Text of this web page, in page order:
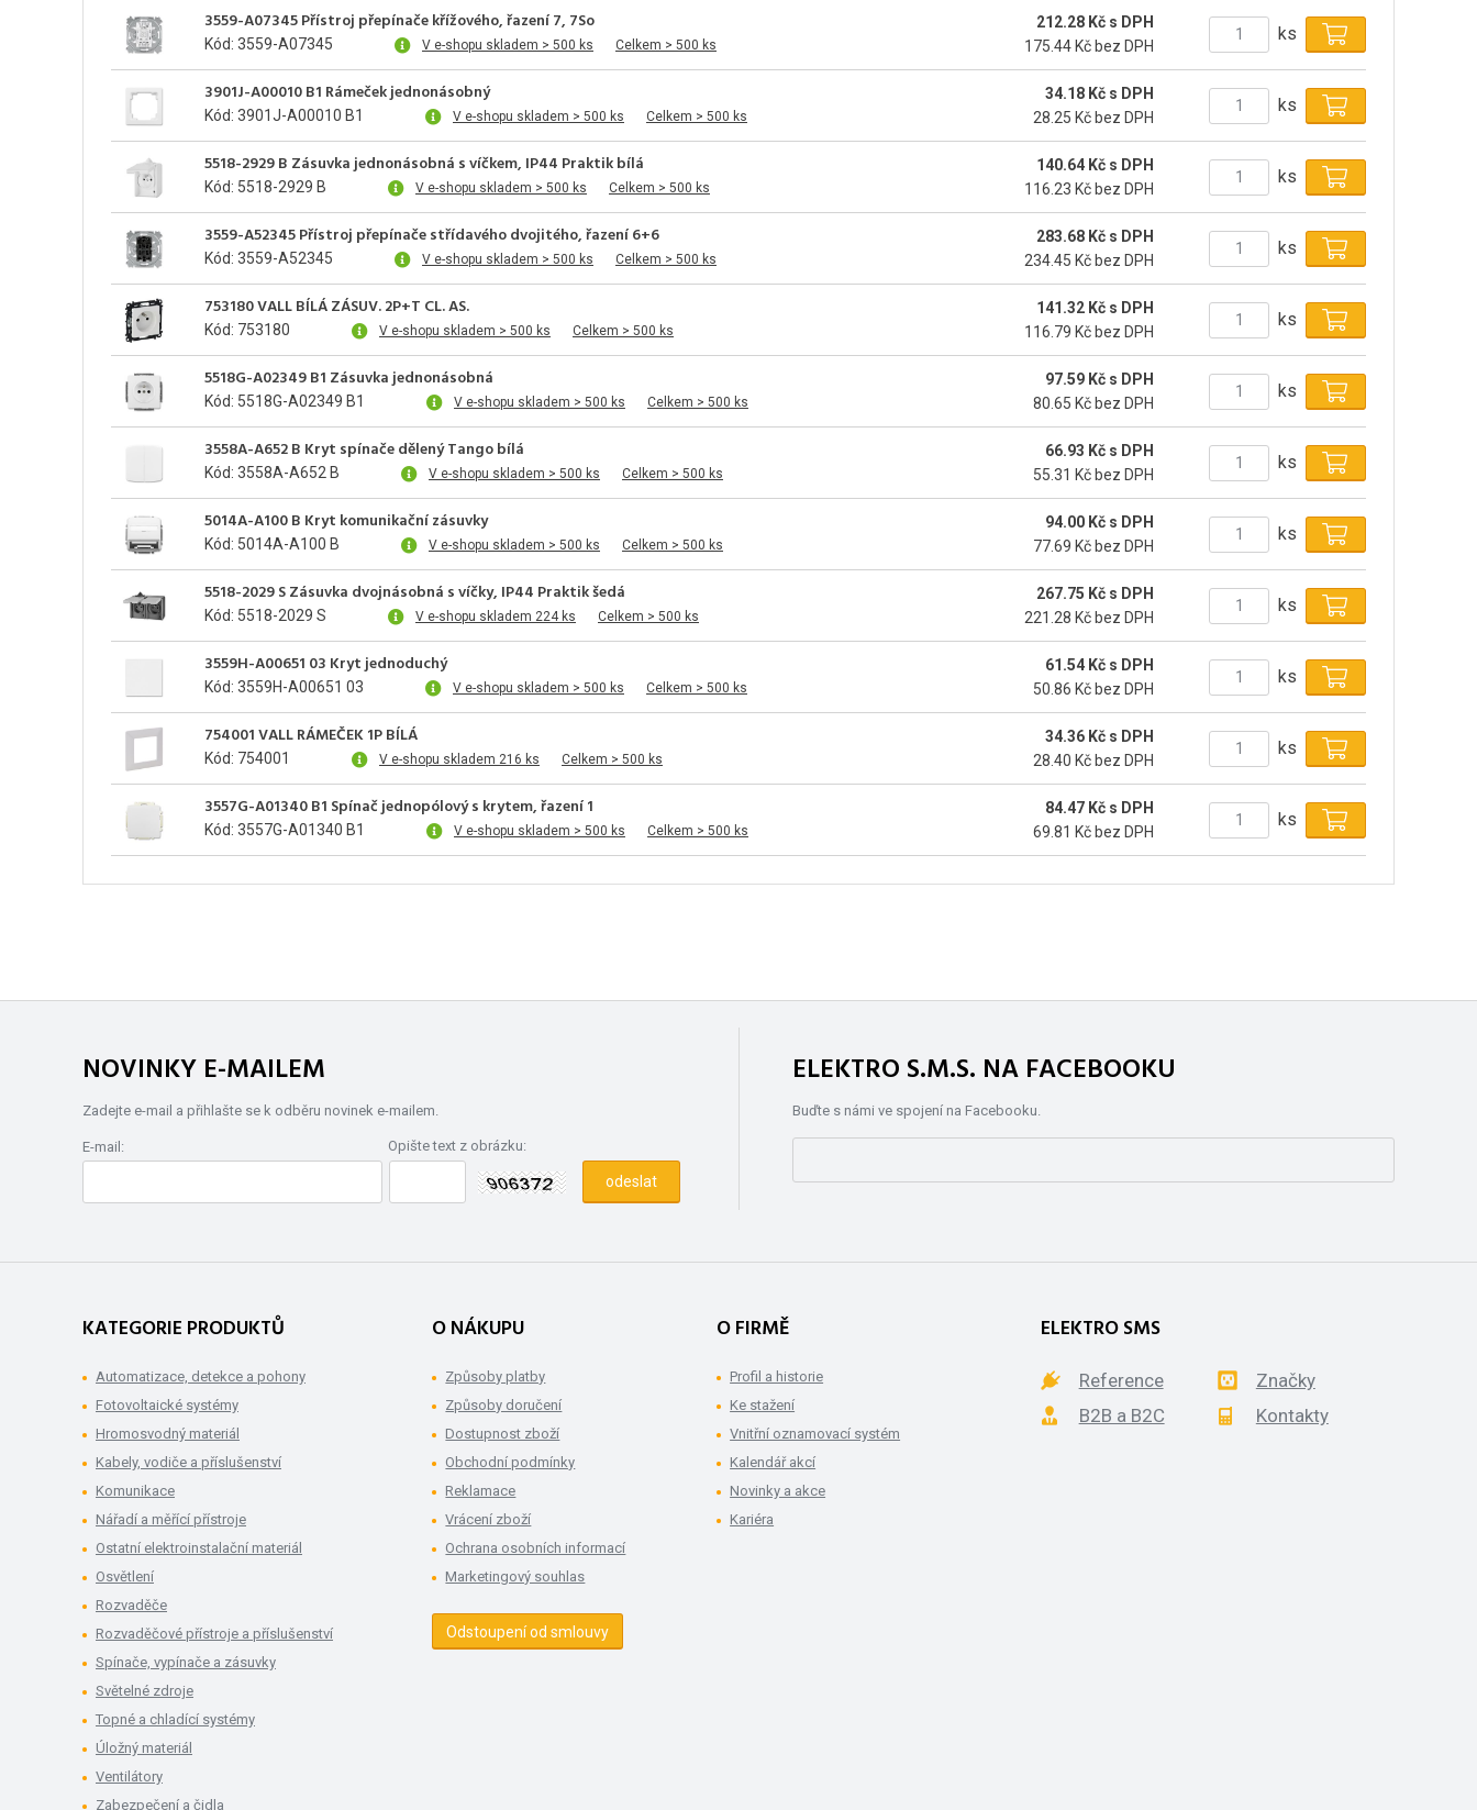
3559-A07345 Přístroj přepínače křížového, řazení 7, 7So
Kód: 3559-A07345 V e-shopu skladem > 500 ks Celkem > 500 ks
212.28 Kč s DPH
175.44 Kč bez DPH
ks
3901J-A00010 B1 Rámeček jednonásobný
Kód: 3901J-A00010 B1 V e-shopu skladem > 500 ks Celkem > 500 ks
34.18 Kč s DPH
28.25 Kč bez DPH
ks
5518-2929 B Zásuvka jednonásobná s víčkem, IP44 Praktik bílá
Kód: 5518-2929 B V e-shopu skladem > 500 ks Celkem > 500 ks
140.64 Kč s DPH
116.23 Kč bez DPH
ks
3559-A52345 Přístroj přepínače střídavého dvojitého, řazení 6+6
Kód: 3559-A52345 V e-shopu skladem > 500 ks Celkem > 500 ks
283.68 Kč s DPH
234.45 Kč bez DPH
ks
753180 VALL BÍLÁ ZÁSUV. 2P+T CL. AS.
Kód: 753180 V e-shopu skladem > 500 ks Celkem > 500 ks
141.32 Kč s DPH
116.79 Kč bez DPH
ks
5518G-A02349 B1 Zásuvka jednonásobná
Kód: 5518G-A02349 B1 V e-shopu skladem > 500 ks Celkem > 500 ks
97.59 Kč s DPH
80.65 Kč bez DPH
ks
3558A-A652 B Kryt spínače dělený Tango bílá
Kód: 3558A-A652 B V e-shopu skladem > 500 ks Celkem > 500 ks
66.93 Kč s DPH
55.31 Kč bez DPH
ks
5014A-A100 B Kryt komunikační zásuvky
Kód: 5014A-A100 B V e-shopu skladem > 500 ks Celkem > 500 ks
94.00 Kč s DPH
77.69 Kč bez DPH
ks
5518-2029 S Zásuvka dvojnásobná s víčky, IP44 Praktik šedá
Kód: 5518-2029 S V e-shopu skladem 224 ks Celkem > 500 ks
267.75 Kč s DPH
221.28 Kč bez DPH
ks
3559H-A00651 03 Kryt jednoduchý
Kód: 3559H-A00651 03 V e-shopu skladem > 500 ks Celkem > 500 ks
61.54 Kč s DPH
50.86 Kč bez DPH
ks
754001 VALL RÁMEČEK 1P BÍLÁ
Kód: 754001 V e-shopu skladem 216 ks Celkem > 500 ks
34.36 Kč s DPH
28.40 Kč bez DPH
ks
3557G-A01340 B1 Spínač jednopólový s krytem, řazení 1
Kód: 3557G-A01340 B1 V e-shopu skladem > 500 ks Celkem > 500 ks
84.47 Kč s DPH
69.81 Kč bez DPH
ks
NOVINKY E-MAILEM
Zadejte e-mail a přihlašte se k odběru novinek e-mailem.
E-mail: Opište text z obrázku:
ELEKTRO S.M.S. NA FACEBOOKU
Buďte s námi ve spojení na Facebooku.
KATEGORIE PRODUKTŮ
Automatizace, detekce a pohony
Fotovoltaické systémy
Hromosvodný materiál
Kabely, vodiče a příslušenství
Komunikace
Nářadí a měřící přístroje
Ostatní elektroinstalační materiál
Osvětlení
Rozvaděče
Rozvaděčové přístroje a příslušenství
Spínače, vypínače a zásuvky
Světelné zdroje
Topné a chladící systémy
Úložný materiál
Ventilátory
Zabezpečení a čidla
O NÁKUPU
Způsoby platby
Způsoby doručení
Dostupnost zboží
Obchodní podmínky
Reklamace
Vrácení zboží
Ochrana osobních informací
Marketingový souhlas
Odstoupení od smlouvy
O FIRMĚ
Profil a historie
Ke stažení
Vnitřní oznamovací systém
Kalendář akcí
Novinky a akce
Kariéra
ELEKTRO SMS
Reference
Značky
B2B a B2C
Kontakty